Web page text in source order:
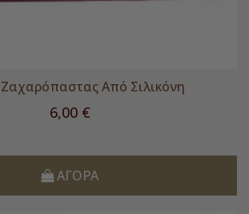
Από Σιλικόνη
Τιμή
6,00 €
ΑΓΟΡΆ